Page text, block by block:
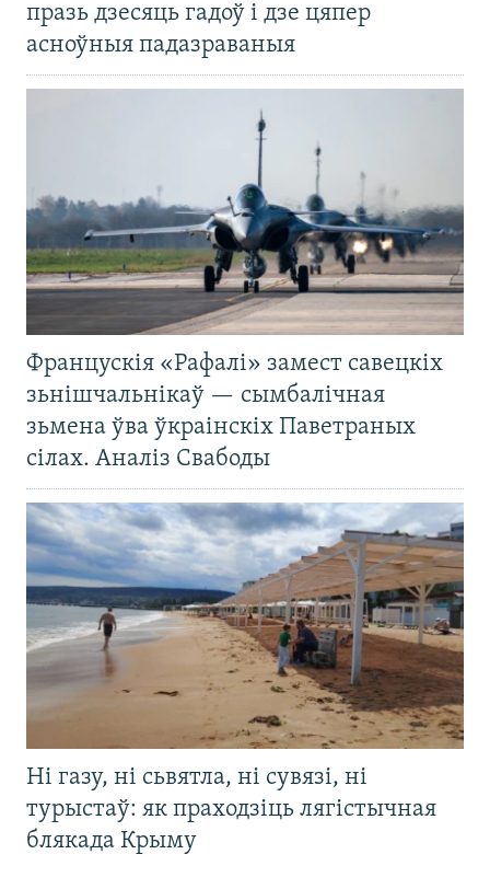
празь дзесяць гадоў і дзе цяпер
асноўныя падазраваныя
Францускія «Рафалі» замест савецкіх
зьнішчальнікаў — сымбалічная
зьмена ўва ўкраінскіх Паветраных
сілах. Аналіз Свабоды
Ні газу, ні сьвятла, ні сувязі, ні
турыстаў: як праходзіць лягістычная
блякада Крыму